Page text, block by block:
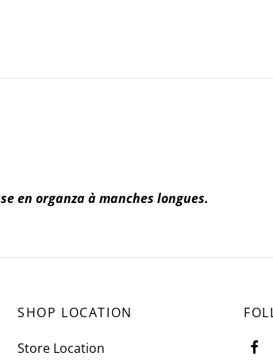
en organza à manches longues.
SHOP LOCATION
Store Location